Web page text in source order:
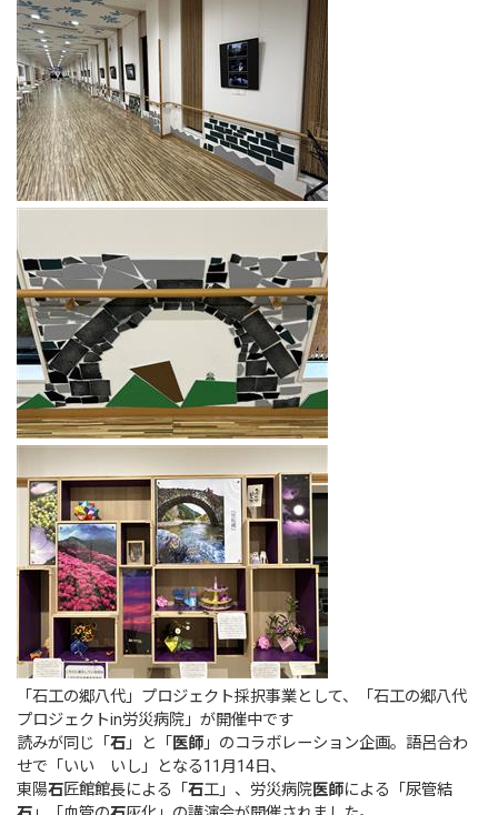
「石工の郷八代」プロジェクト採択事業として、「石工の郷八代
プロジェクトin労災病院」が開催中です
読みが同じ「石 」と「 医師 」のコラボレーション企画。語呂合わ
せで「いい いし」となる11月14日、
東陽石匠館館長による「石工」、労災病院医師による「尿管結